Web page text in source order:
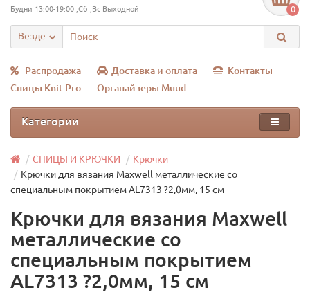
Будни 13:00-19:00 ,Сб ,Вс Выходной 0
Везде
Распродажа Доставка и оплата
Контакты
Спицы Knit Pro
Органайзеры Muud
Категории
СПИЦЫ И КРЮЧКИ
Крючки
Крючки для вязания Maxwell металлические со
специальным покрытием AL7313 ?2,0мм, 15 см
Крючки для вязания Maxwell
металлические со
специальным покрытием
AL7313 ?2,0мм, 15 см